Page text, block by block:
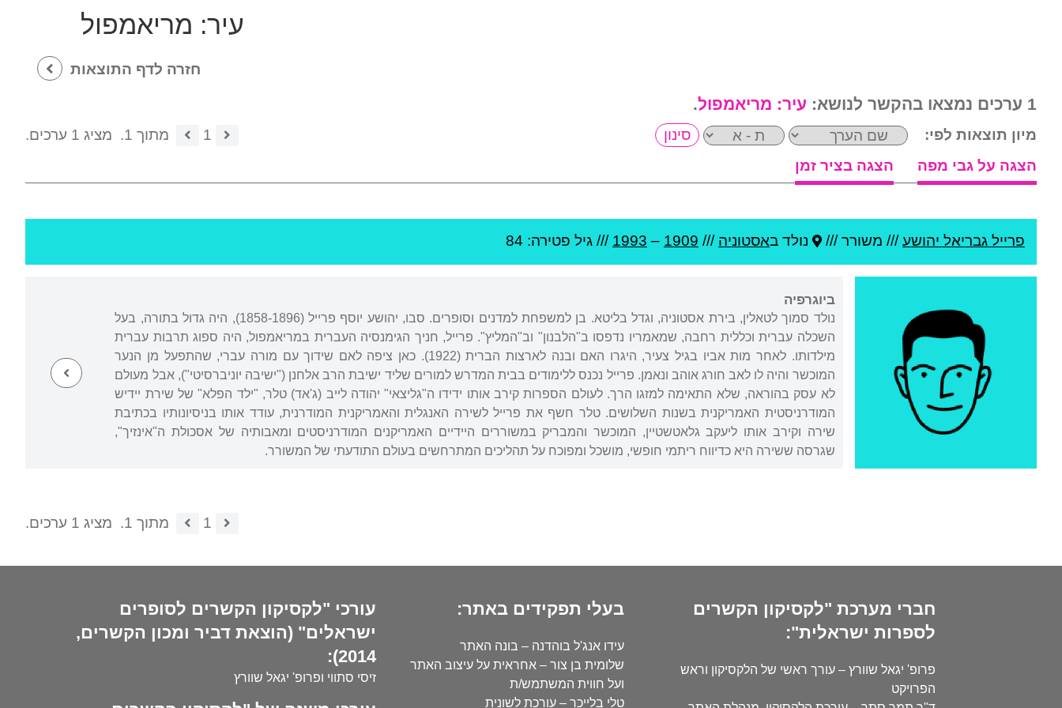
עיר: מריאמפול
חזרה לדף התוצאות
1 ערכים נמצאו בהקשר לנושא: עיר: מריאמפול.
מיון תוצאות לפי: 1 מתוך 1.
מציג 1 ערכים.
הצגה על גבי מפה
הצגה בציר זמן
פרייל גבריאל יהושע/// משורר /// נולד באסטוניה ///
1909
–
1993 /// גיל פטירה: 84
ביוגרפיה
נולד סמוך לטאלין, בירת אסטוניה, וגדל בליטא. בן למשפחת למדנים וסופרים. סבו, יהושע יוסף פרייל (1858-1896), היה גדול בתורה, בעל
השכלה עברית וכללית רחבה, שמאמריו נדפסו ב"הלבנון" וב"המליץ". פרייל, חניך הגימנסיה העברית במריאמפול, היה ספוג תרבות עברית
מילדותו. לאחר מות אביו בגיל צעיר, היגרו האם ובנה לארצות הברית (1922). כאן ציפה לאם שידוך עם מורה עברי, שהתפעל מן הנער
המוכשר והיה לו לאב חורג אוהב ונאמן. פרייל נכנס ללימודים בבית המדרש למורים שליד ישיבת הרב אלחנן ("ישיבה יוניברסיטי"), אבל מעולם
לא עסק בהוראה, שלא התאימה למזגו הרך. לעולם הספרות קירב אותו ידידו ה"גליצאי" יהודה לייב (ג'אד) טלר, "ילד הפלא" של שירת יידיש
המודרניסטית האמריקנית בשנות השלושים. טלר חשף את פרייל לשירה האנגלית והאמריקנית המודרנית, עודד אותו בניסיונותיו בכתיבת
שירה וקירב אותו ליעקב גלאטשטיין, המוכשר והמבריק במשוררים היידיים האמריקנים המודרניסטים ומאבותיה של אסכולת ה"אינזיך",
שגרסה ששירה היא כדיווח ריתמי חופשי, מושכל ומפוכח על תהליכים המתרחשים בעולם התודעתי של המשורר.
1 מתוך 1. מציג 1 ערכים.
חברי מערכת "לקסיקון הקשרים
לספרות ישראלית":
פרופ' יגאל שוורץ – עורך ראשי של הלקסיקון וראש
הפרויקט
בעלי תפקידים באתר:
עידו אנג'ל בוהדנה – בונה האתר
שלומית בן צור – אחראית על עיצוב האתר
ועל חווית המשתמש/ת
טלי בלייכר – עורכת לשונית
עורכי "לקסיקון הקשרים לסופרים
ישראלים" (הוצאת דביר ומכון הקשרים,
2014):
זיסי סתווי ופרופ' יגאל שוורץ